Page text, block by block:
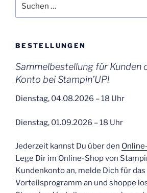
nach:
BESTELLUNGEN
Sammelbestellung für Kunden
Konto bei Stampin’UP!
Dienstag, 04.08.2026 – 18 Uhr
Dienstag, 01.09.2026 – 18 Uhr
Jederzeit kannst Du über den
Lege Dir im Online-Shop von
Kundenkonto an, melde Dich für
Vorteilsprogramm an und shoppe